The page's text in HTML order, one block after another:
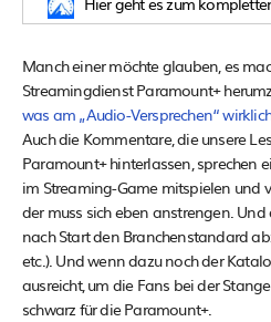
Manch einer möchte glauben, es
Streamingdienst Paramount+
was am „Audio-Versprechen“
Auch die Kommentare, die unsere
Paramount+ hinterlassen, sprechen
im Streaming-Game mitspielen und
der muss sich eben anstrengen. Und
nach Start den Branchenstandard
etc.). Und wenn dazu noch der
ausreicht, um die Fans bei der
schwarz für die Paramount+.